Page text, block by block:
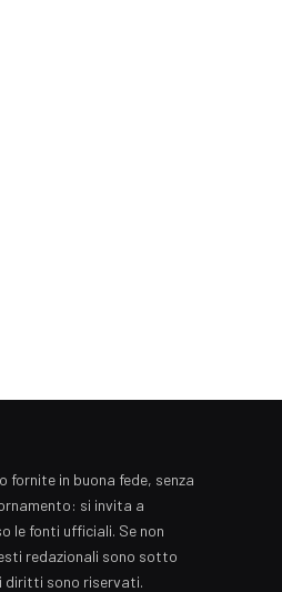
fornite in buona fede, senza
si invita a
le fonti ufficiali. Se non
redazionali sono sotto
diritti sono riservati.